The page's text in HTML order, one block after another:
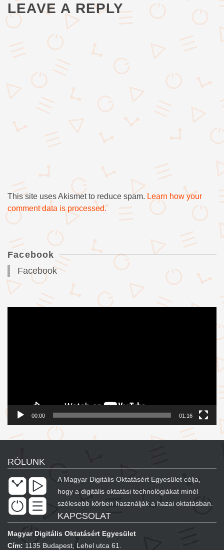
LEAVE A REPLY
This site uses Akismet to reduce spam. Learn how your
comment data is processed.
Facebook
Facebook
00:00 01:16
RÓLUNK
A Magyar Digitális Oktatásért Egyesület célja,
hogy a digitális oktatási technológiákat minél
szélesebb körben használják a hazai oktatásban.
KAPCSOLAT
Magyar Digitális Oktatásért Egyesület
Cím: 1135 Budapest, Lehel utca 61.